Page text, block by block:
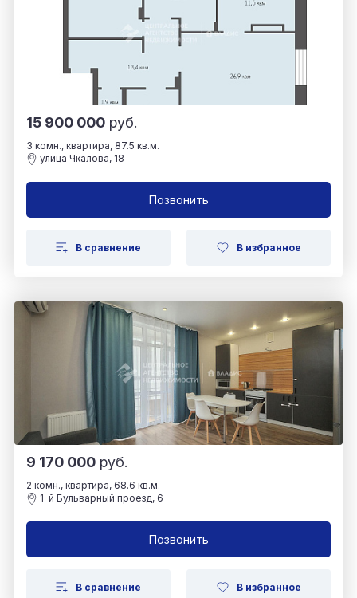
15 900 000 руб.
3 комн., квартира, 87.5 кв.м.
улица Чкалова, 18
Позвонить
В сравнение В избранное
9 170 000 руб.
2 комн., квартира, 68.6 кв.м.
1-й Бульварный проезд, 6
Позвонить
В сравнение В избранное